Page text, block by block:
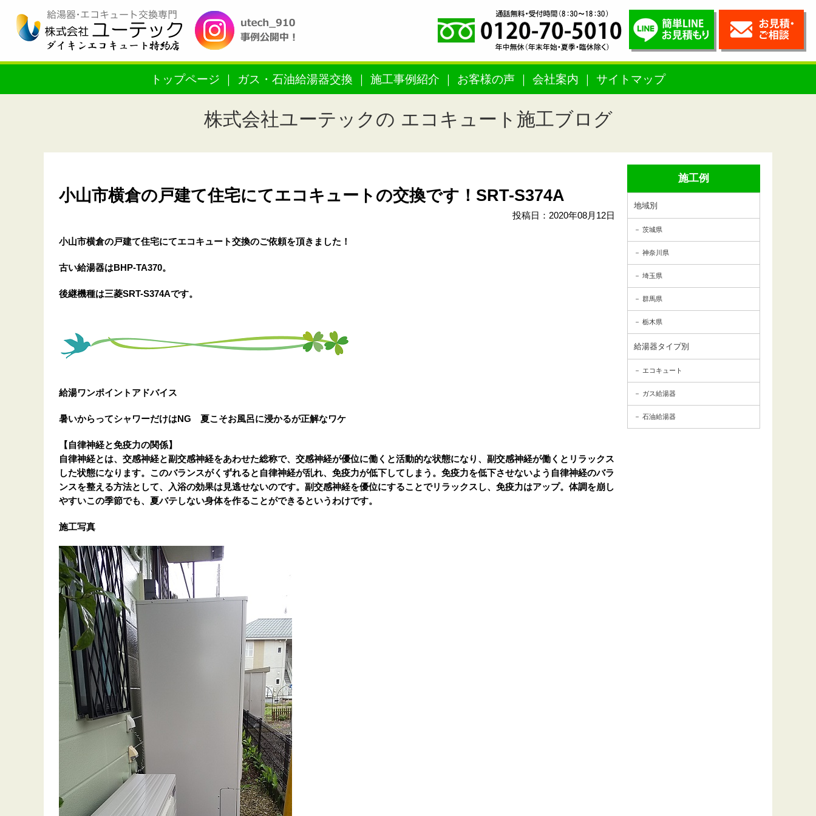
トップページ ガス・石油給湯器交換 施工事例紹介 お客様の声 会社案内 サイトマップ
株式会社ユーテックの エコキュート施工ブログ
施工例
地域別
茨城県
神奈川県
埼玉県
群馬県
栃木県
給湯器タイプ別
エコキュート
ガス給湯器
石油給湯器
小山市横倉の戸建て住宅にてエコキュートの交換です！SRT-S374A
投稿日：2020年08月12日
小山市横倉の戸建て住宅にてエコキュート交換のご依頼を頂きました！
古い給湯器はBHP-TA370。
後継機種は三菱SRT-S374Aです。
給湯ワンポイントアドバイス
暑いからってシャワーだけはNG 夏こそお風呂に浸かるが正解なワケ
【自律神経と免疫力の関係】
自律神経とは、交感神経と副交感神経をあわせた総称で、交感神経が優位に働くと活動的な状態になり、副交感神経が働くとリラックス
した状態になります。このバランスがくずれると自律神経が乱れ、免疫力が低下してしまう。免疫力を低下させないよう自律神経のバラ
ンスを整える方法として、入浴の効果は見逃せないのです。副交感神経を優位にすることでリラックスし、免疫力はアップ。体調を崩し
やすいこの季節でも、夏バテしない身体を作ることができるというわけです。
施工写真